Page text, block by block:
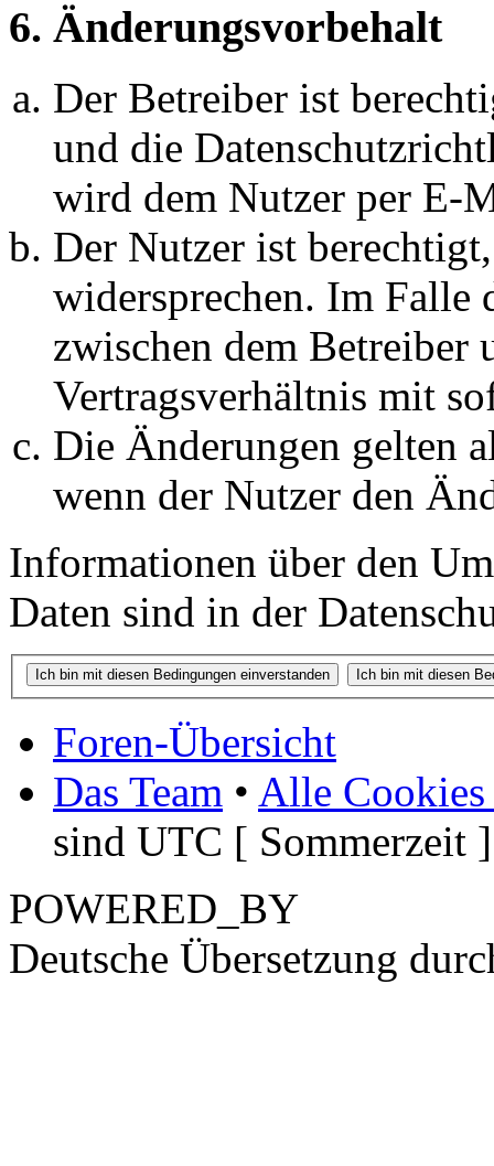
6. Änderungsvorbehalt
Der Betreiber ist
und die
wird dem Nutzer per E-
Der Nutzer ist
widersprechen. Im Falle
zwischen dem Betreiber
Vertragsverhältnis mit
Die Änderungen gelten
wenn der Nutzer den
Informationen über den
Daten sind in der
Foren-Übersicht
Das Team • Alle Cookies
sind UTC [ Sommerzeit ]
POWERED_BY
Deutsche Übersetzung